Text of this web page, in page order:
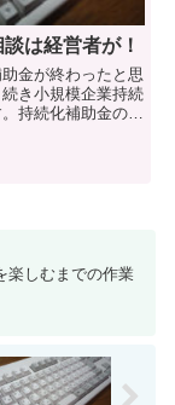
は経営者が！
金が終わったと思
き小規模企業持続
持続化補助金のお
楽しむまでの作業